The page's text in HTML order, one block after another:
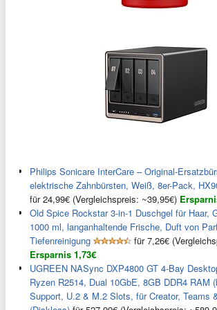
Philips Sonicare InterCare – Original-
elektrische Zahnbürsten, Weiß, 8er-Pack,
für 24,99€ (Vergleichspreis: ~39,95€)
Old Spice Rockstar 3-in-1 Duschgel für Haar,
1000 ml, langanhaltende Frische, Duft von
Tiefenreinigung
für 7,26€
Ersparnis 1,73€
UGREEN NASync DXP4800 GT 4-Bay
Ryzen R2514, Dual 10GbE, 8GB DDR4 RAM
Support, U.2 & M.2 Slots, für Creator, Teams